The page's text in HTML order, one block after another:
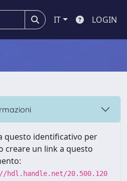
IT LOGIN
questo identificativo per
creare un link a questo
hdl.handle.net/20.500.120